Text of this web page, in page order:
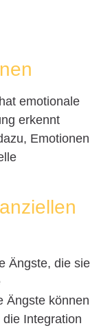
emotionale
erkennt
Emotionen
Ängste, die sie
Ängste können
Integration